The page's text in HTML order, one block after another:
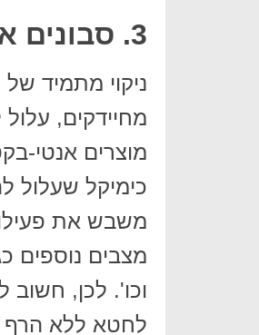
3. סבונים אנטי-בקטריאליים
ניקוי מתמיד
מחיידקים,
מוצרים אנטי-
כימיקל שעלול
משבש את
מצבים נוספים
וכו'. לכן,
לחטא ללא הרף